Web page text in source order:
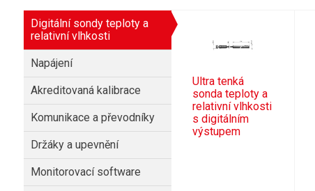
Digitální sondy teploty a
relativní vlhkosti
Napájení
Akreditovaná kalibrace
Komunikace a převodníky
Držáky a upevnění
Monitorovací software
Ultra tenká
sonda teploty a
relativní vlhkosti
s digitálním
výstupem